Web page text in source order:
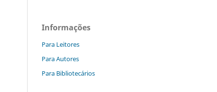
Informações
Para Leitores
Para Autores
Para Bibliotecários